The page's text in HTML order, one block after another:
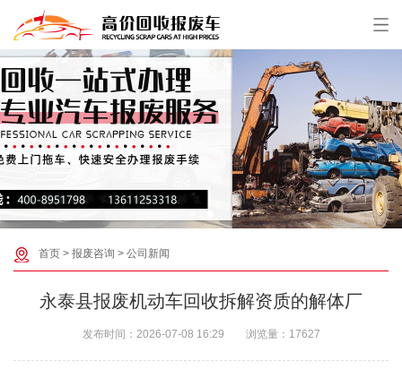
首页 > 报废咨询 > 公司新闻
永泰县报废机动车回收拆解资质的解体厂‌
发布时间： 2026-07-08 16:29 浏览量： 17627